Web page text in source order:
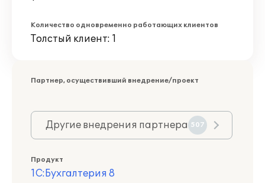
Количество одновременно работающих клиентов
Толстый клиент: 1
Партнер, осуществивший внедрение/проект
Другие внедрения партнера 507
Продукт
1С:Бухгалтерия 8